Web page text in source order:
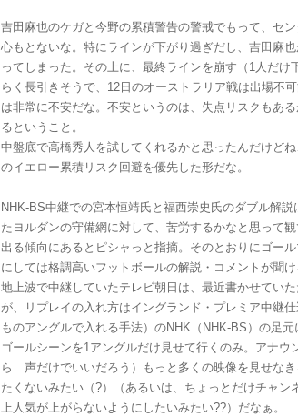
吉田麻也のケガと今野の累積警告の警戒でもって、セ
心もとないな。特にラインが下がり過ぎだし、吉田麻
ってしまった。その上に、最終ラインを崩す（1人だ
らく長引きそうで、12日のオーストラリア戦は出場不
は非常に不安だな。不安というのは、失点リスクもあ
るということ。
中盤底で高橋秀人を試してくれるかと思ったんだけど
のイエロー累積リスク回避を優先した形だな。
NHK-BS中継での宮本恒靖氏と福西崇史氏のダブル解
たヨルダンの守備網に対して、苦労するかなと思って
出る傾向にあるとピシャっと指摘。そのとおりにゴー
にしては格調高いフットボールの解説・コメントが聞け
地上波で中継していたテレビ朝日は、最近書かせてい
が、リプレイの入れ方はイングランド・プレミア中継
ものアングルで入れる手法）のNHK（NHK-BS）の足
ゴールシーンを1アングルだけ見せて行くのみ。アナ
ら…声だけでいいだろう）もっと多くの映像を見せな
たくないみたい（?）（あるいは、ちょっとだけチャ
上人気が上がらないようにしたいみたい??）だなぁ。